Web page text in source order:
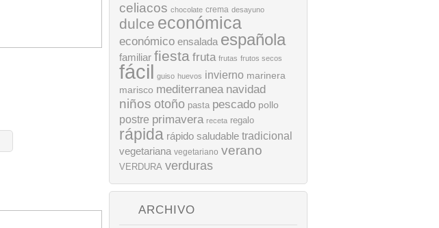
celiacos chocolate crema desayuno
dulce económica
económico ensalada española
familiar fiesta fruta frutas frutos secos
fácil guiso huevos invierno marinera
marisco mediterranea navidad
niños otoño pasta pescado pollo
postre primavera receta regalo
rápida rápido saludable tradicional
vegetariana vegetariano verano
VERDURA verduras
ARCHIVO